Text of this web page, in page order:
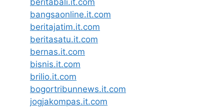
bangsaonline.it.com
beritajatim.it.com
beritasatu.it.com
bernas.it.com
bisnis.it.com
brilio.it.com
bogortribunnews.it.com
jogjakompas.it.com